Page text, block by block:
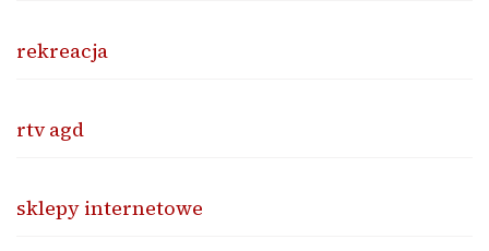
rekreacja
rtv agd
sklepy internetowe